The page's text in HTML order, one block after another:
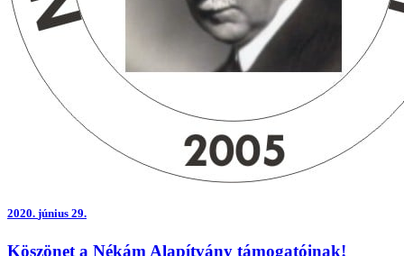
2020. június 29.
Köszönet a Nékám Alapítvány támogatóinak!